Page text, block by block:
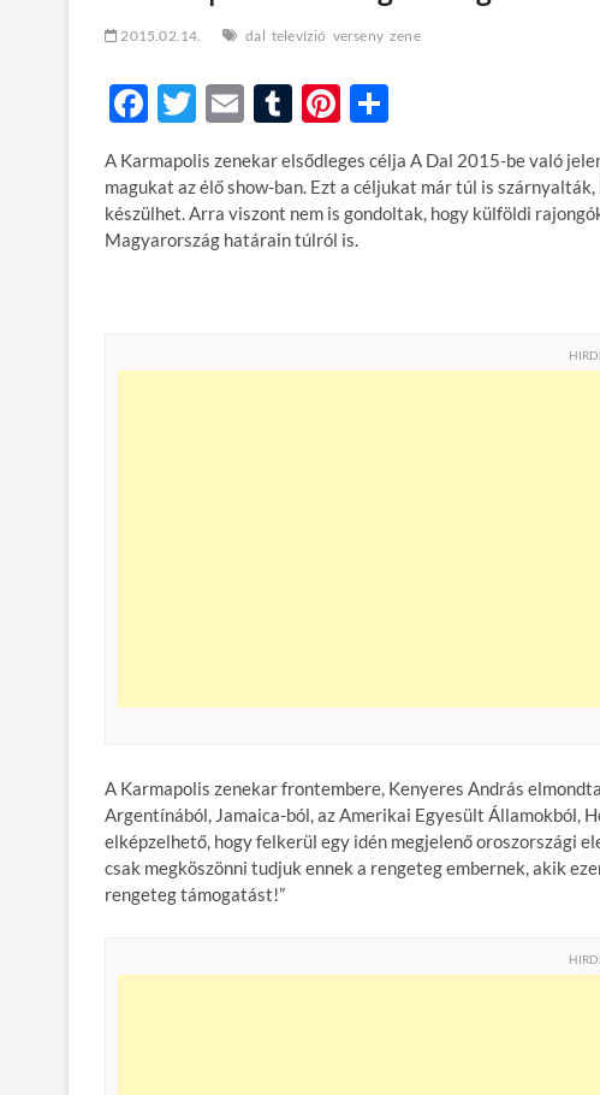
2015.02.14. dal televízió verseny zene
F
e
b
o
T
w
itt
er
E
m
ail
T
u
m
bl
r
Pi
er
es
t
ss
za
m
A Karmapolis zenekar elsődleges célja A Dal 2015-be való
magukat az élő show-ban. Ezt a céljukat már túl is
készülhet. Arra viszont nem is gondoltak, hogy külföldi
Magyarország határain túlról is.
A Karmapolis zenekar frontembere, Kenyeres András
Argentínából, Jamaica-ból, az Amerikai Egyesült Államokból,
elképzelhető, hogy felkerül egy idén megjelenő oroszországi
csak megköszönni tudjuk ennek a rengeteg embernek, akik
rengeteg támogatást!”